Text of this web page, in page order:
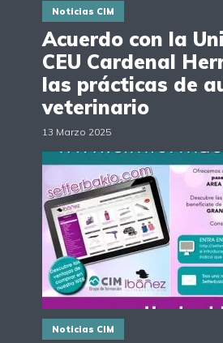
Noticias CIM
Acuerdo con la
CEU Cardenal
las prácticas de
veterinario
13 Marzo 2025
Noticias CIM